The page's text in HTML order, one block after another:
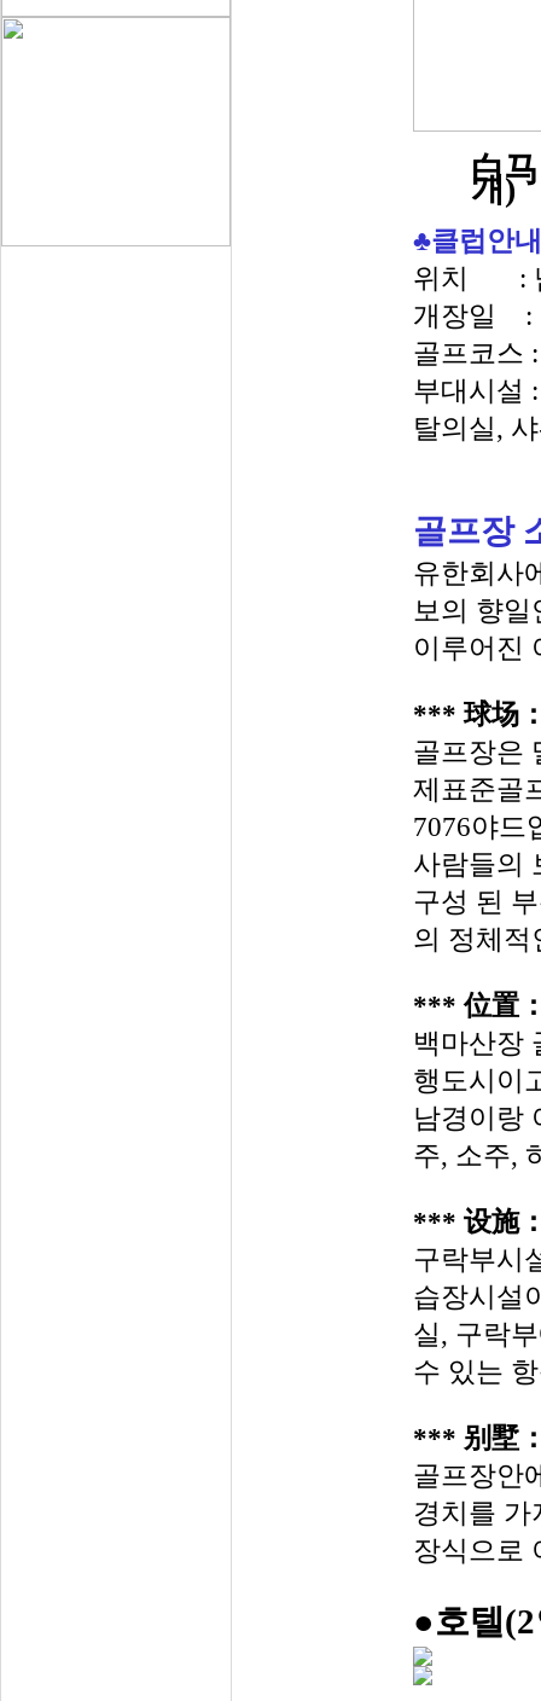
白
개 )
♣클럽안
위치
:
개장일
:
골프코스 :
부대시설 :
탈의실,
골프장
유한회사
보의 향일
이루어진
***球场
골프장은
제표준골
7076야드
사람들의
구성 된
의 정체
*** 位置
백마산장
행도시이
남경이랑
주, 소주,
*** 设施
구락부시
습장시설
실, 구락
수 있는
*** 别墅
골프장안
경치를
장식으로
●호텔